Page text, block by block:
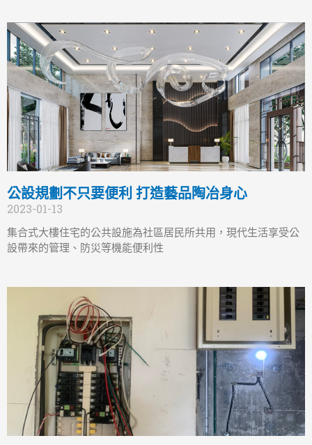
公設規劃不只要便利 打造藝品陶冶身心
2023-01-13
集合式大樓住宅的公共設施為社區居民所共用，現代生活享受公
設帶來的管理、防災等機能便利性